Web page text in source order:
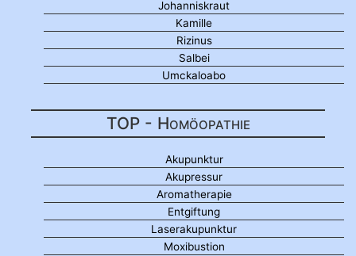
Johanniskraut
Kamille
Rizinus
Salbei
Umckaloabo
TOP - Homöopathie
Akupunktur
Akupressur
Aromatherapie
Entgiftung
Laserakupunktur
Moxibustion